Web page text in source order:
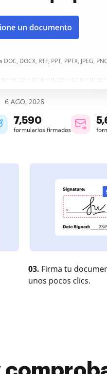
un documento
DOCX, RTF, PPT, PPTX, JPEG,
6 AGO, 2026
7,591
formularios firmados
03. Firma tu
unos pocos clics.